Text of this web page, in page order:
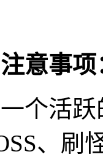
意事项
个活
、刷